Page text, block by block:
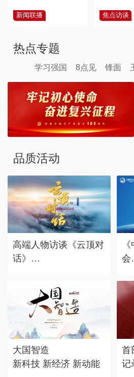
新闻联播 焦点访谈
热点专题
学习强国 8点见 锋面
品质活动
高端人物访谈《云顶对
话》
会
大国智造
新科技 新经济 新动能
首
记